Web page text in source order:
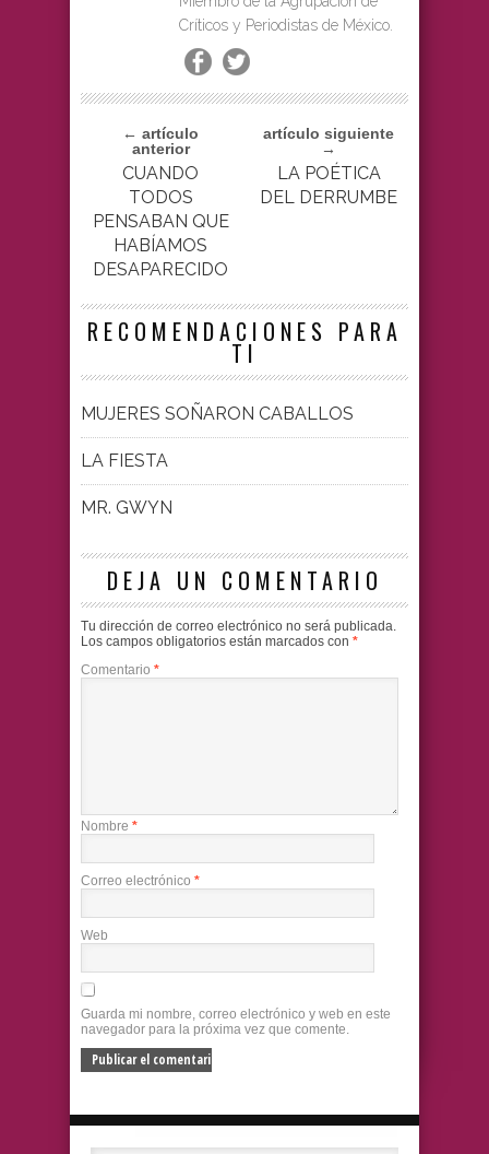
Críticos y Periodistas de México.
← artículo
anterior
CUANDO
TODOS
PENSABAN QUE
HABÍAMOS
DESAPARECIDO
artículo siguiente
→
LA POÉTICA
DEL DERRUMBE
RECOMENDACIONES PARA
TI
MUJERES SOÑARON CABALLOS
LA FIESTA
MR. GWYN
DEJA UN COMENTARIO
Tu dirección de correo electrónico no será publicada.
Los campos obligatorios están marcados con *
Comentario *
Nombre *
Correo electrónico *
Web
Guarda mi nombre, correo electrónico y web en este
navegador para la próxima vez que comente.